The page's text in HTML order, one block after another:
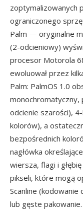
zoptymalizowanych
ograniczonego
Palm — oryginalne
(2-odcieniowy)
procesor Motorola
ewoluował przez
Palm: PalmOS 1.0
odcienie szarości),
kolorów), a
bezpośrednich
nagłówka
wiersza, flagi i
pikseli, które mogą
Scanline (kodowanie
lub gęste